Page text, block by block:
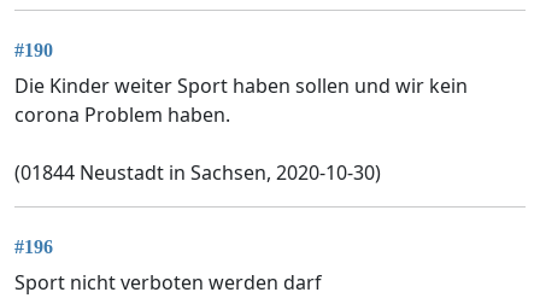
#190
Die Kinder weiter Sport haben sollen und wir kein
corona Problem haben.
(01844 Neustadt in Sachsen, 2020-10-30)
#196
Sport nicht verboten werden darf